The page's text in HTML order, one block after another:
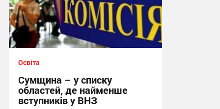
Освіта
Сумщина – у списку
областей, де найменше
вступників у ВНЗ